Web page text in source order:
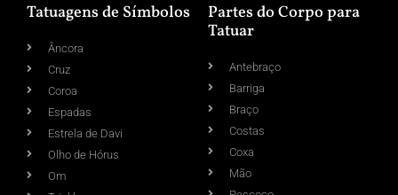
Tatuagens de Símbolos
Âncora
Cruz
Coroa
Espadas
Estrela de Davi
Olho de Hórus
Om
Partes do Corpo para
Tatuar
Antebraço
Barriga
Braço
Costas
Coxa
Mão